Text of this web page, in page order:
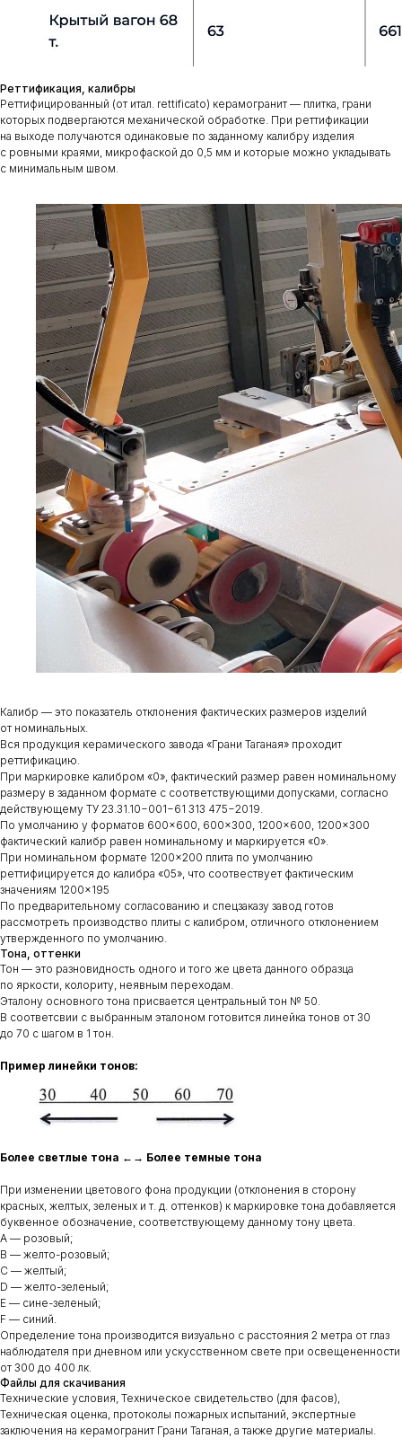
Реттификация, калибры
Реттифицированный (от итал. rettificato) керамогранит — плитка, грани
которых подвергаются механической обработке. При реттификации
на выходе получаются одинаковые по заданному калибру изделия
с ровными краями, микрофаской до 0,5 мм и которые можно укладывать
с минимальным швом.
Калибр — это показатель отклонения фактических размеров изделий
от номинальных.
Вся продукция керамического завода «Грани Таганая» проходит
реттификацию.
При маркировке калибром «0», фактический размер равен номинальному
размеру в заданном формате с соответствующими допусками, согласно
действующему ТУ 23.31.10−001−61 313 475−2019.
По умолчанию у форматов 600×600, 600×300, 1200×600, 1200×300
фактический калибр равен номинальному и маркируется «0».
При номинальном формате 1200×200 плита по умолчанию
реттифицируется до калибра «05», что соотвествует фактическим
значениям 1200×195
По предварительному согласованию и спецзаказу завод готов
рассмотреть производство плиты с калибром, отличного отклонением
утвержденного по умолчанию.
Тона, оттенки
Тон — это разновидность одного и того же цвета данного образца
по яркости, колориту, неявным переходам.
Эталону основного тона присвается центральный тон № 50.
В соответсвии с выбранным эталоном готовится линейка тонов от 30
до 70 с шагом в 1 тон.
Пример линейки тонов:
Более светлые тона ←→ Более темные тона
При изменении цветового фона продукции (отклонения в сторону
красных, желтых, зеленых и т. д. оттенков) к маркировке тона добавляется
буквенное обозначение, соответствующему данному тону цвета.
A — розовый;
B — желто-розовый;
С — желтый;
D — желто-зеленый;
E — сине-зеленый;
F — синий.
Определение тона производится визуально с расстояния 2 метра от глаз
наблюдателя при дневном или ускусственном свете при освещененности
от 300 до 400 лк.
Файлы для скачивания
Технические условия, Техническое свидетельство (для фасов),
Техническая оценка, протоколы пожарных испытаний, экспертные
заключения на керамогранит Грани Таганая, а также другие материалы.